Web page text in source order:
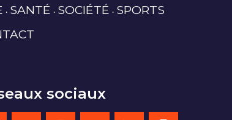
SANTÉ SOCIÉTÉ SPORTS
sociaux